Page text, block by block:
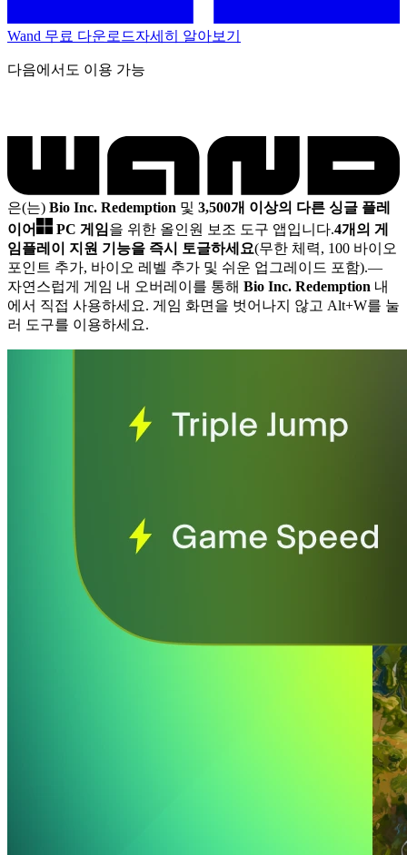
Wand 무료 다운로드자세히 알아보기
다음에서도 이용 가능
은(는) Bio Inc. Redemption 및 3,500개 이상의 다른 싱글 플레
이어
PC 게임을 위한 올인원 보조 도구 앱입니다.4개의 게
임플레이 지원 기능을 즉시 토글하세요(무한 체력, 100 바이오
포인트 추가, 바이오 레벨 추가 및 쉬운 업그레이드 포함).—
자연스럽게 게임 내 오버레이를 통해 Bio Inc. Redemption 내
에서 직접 사용하세요. 게임 화면을 벗어나지 않고 Alt+W를 눌
러 도구를 이용하세요.